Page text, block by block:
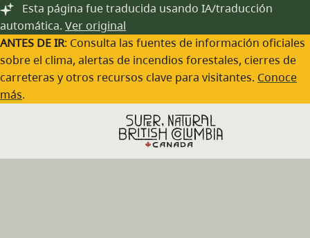
Saltar al contenido principal
Esta página fue traducida usando IA/traducción
automática. Ver original
ANTES DE IR: Consulta las fuentes de información oficiales
sobre el clima, alertas de incendios forestales, cierres de
carreteras y otros recursos clave para visitantes. Conoce
más.